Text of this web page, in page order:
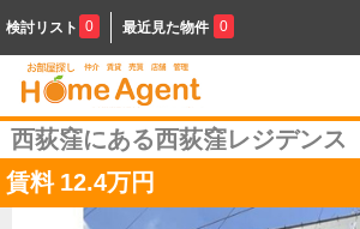
検討リスト 0 最近見た物件 0
西荻窪にある西荻窪レジデンス
賃料 12.4万円